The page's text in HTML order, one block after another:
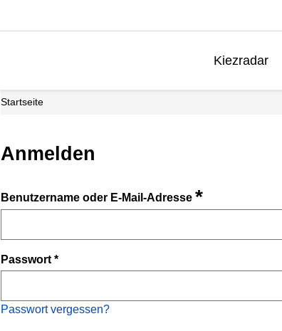
Kiezradar
Startseite
Anmelden
Benutzername oder E-Mail-Adresse*
Passwort*
Passwort vergessen?